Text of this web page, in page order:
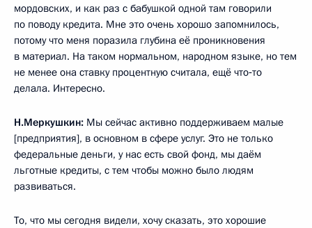
мордовских, и как раз с бабушкой одной там говорили
по поводу кредита. Мне это очень хорошо запомнилось,
потому что меня поразила глубина её проникновения
в материал. На таком нормальном, народном языке, но тем
не менее она ставку процентную считала, ещё что‑то
делала. Интересно.
Н.Меркушкин: Мы сейчас активно поддерживаем малые
[предприятия], в основном в сфере услуг. Это не только
федеральные деньги, у нас есть свой фонд, мы даём
льготные кредиты, с тем чтобы можно было людям
развиваться.
То, что мы сегодня видели, хочу сказать, это хорошие